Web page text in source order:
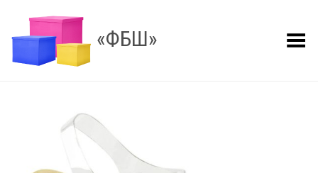
«ФБШ» Показать меню